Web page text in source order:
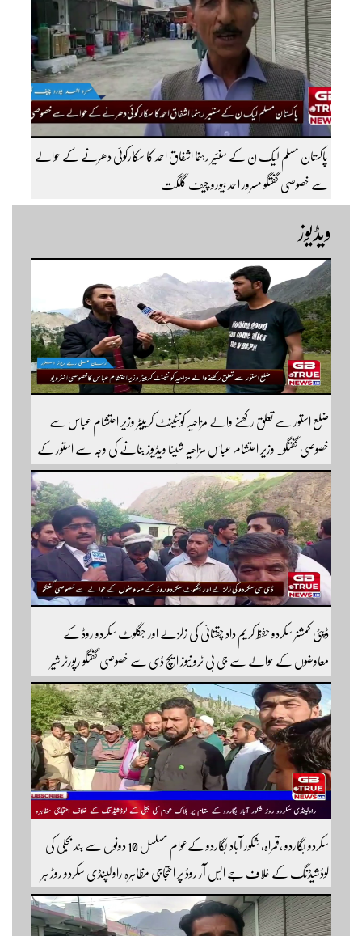
پاکستان مسلم لیک ن کے سنئیر رہنما اشفاق احمد کا سکارکوئی دھرنے کے حوالے
سے خصوصی گفتگو مسرور احمد بیورو چیف گلگت
ویڈیوز
ضلع استور سے تعلق رکھنے والے مزاحیہ کونٹینٹ کرییٹر وزیر احتشام عباس سے
خصوصی گفتگو۔ وزیر احتشام عباس مزاحیہ شینا ویڈیوز بنانے کی وجہ سے استور کے
اندر کافی مشہور ہیں مزید اچھی اچھی ویڈیوز دیکھنے کے لئے ہمارے یوٹیوب چینل کو
سبسکرائب کریں
ڈپٹی کمشنر سکردو حفظ کریم داد چقتائی کی زلزلے اور جگلوٹ سکردو روڈ کے
معاوضوں کے حوالے سے جی بی ٹرو نیوز ایچ ڈی سے خصوصی گفتگو رپورٹر شیر
افضل روندو
سکردو بگاردو ،قمراہ، شکور آباد بگاردو کےعوام مسلسل 10 دونوں سے بند بجلی کی
لوڈشیڈنگ کے خلاف جے ایس آر روڈ پر احتجاجی مظاہرہ راولپنڈی سکردو روڑ ہر
قسم کی ٹریفک کے لئے بند۔۔ مزید اپڈیٹس کے لیے ہمارے یوٹیوب چینل کو
سبسکرائب کریں